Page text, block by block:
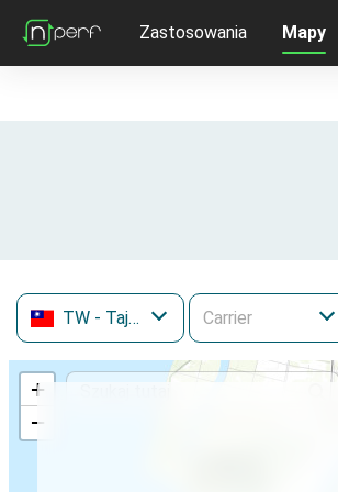
Zastosowania Mapy
TW - Tajwan
+
−